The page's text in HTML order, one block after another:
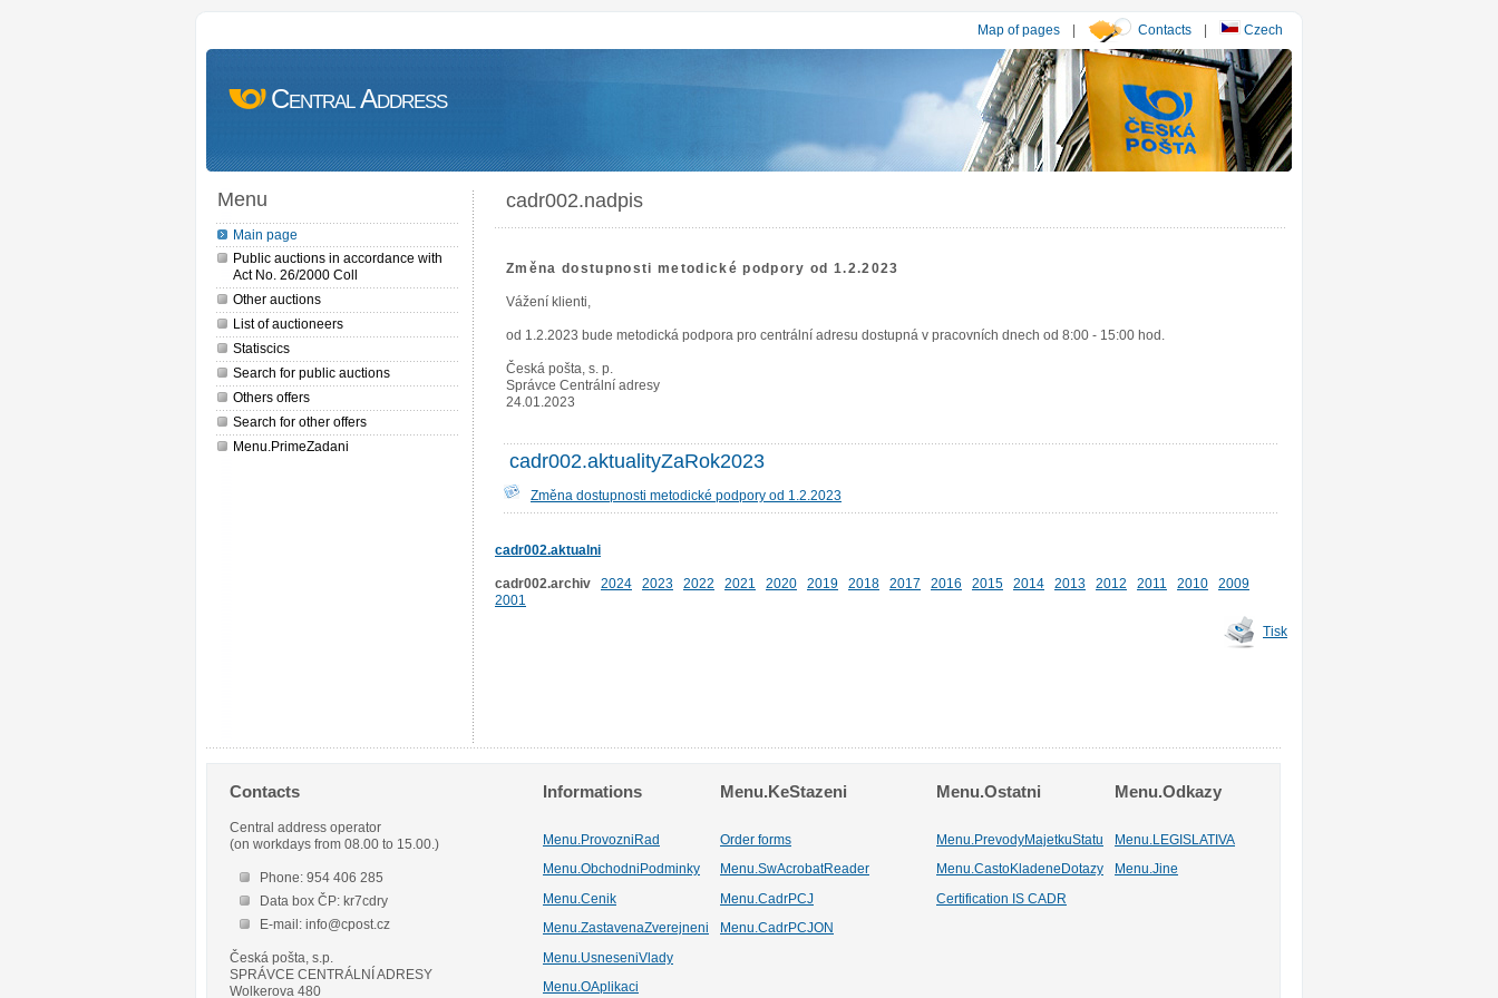
Map of pages | Contacts | Czech
Central Address
Menu
Main page
Public auctions in accordance with
Act No. 26/2000 Coll
Other auctions
List of auctioneers
Statiscics
Search for public auctions
Others offers
Search for other offers
Menu.PrimeZadani
cadr002.nadpis
Změna dostupnosti metodické podpory od 1.2.2023
Vážení klienti,
od 1.2.2023 bude metodická podpora pro centrální adresu dostupná v pracovních dnech od 8:00 - 15:00 hod.
Česká pošta, s. p.
Správce Centrální adresy
24.01.2023
cadr002.aktualityZaRok2023
Změna dostupnosti metodické podpory od 1.2.2023
cadr002.aktualni
cadr002.archiv 2024 2023 2022 2021 2020 2019 2018 2017 2016 2015 2014 2013 2012 2011 2010
2009
2001
Tisk
Contacts
Central address operator
(on workdays from 08.00 to 15.00.)
Phone: 954 406 285
Data box ČP: kr7cdry
E-mail: info@cpost.cz
Česká pošta, s.p.
SPRÁVCE CENTRÁLNÍ ADRESY
Wolkerova 480
Informations Menu.KeStazeni Menu.Ostatni Menu.Odkazy
Menu.ProvozniRad Order forms Menu.PrevodyMajetkuStatu
Menu.LEGISLATIVA
Menu.ObchodniPodminky
Menu.SwAcrobatReader Menu.CastoKladeneDotazy Menu.Jine
Menu.Cenik Menu.CadrPCJ
Certification IS CADR
Menu.ZastavenaZverejneni
Menu.CadrPCJON
Menu.UsneseniVlady
Menu.OAplikaci